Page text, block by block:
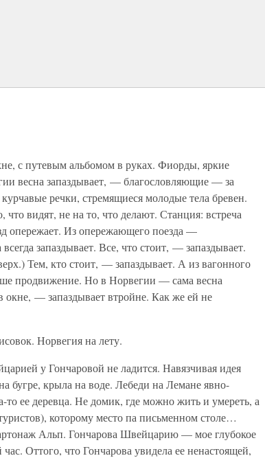
с путевым альбомом в руках. Фиорды, яркие
весна запаздывает, — благословляющие — за
речки, стремящиеся молодые тела бревен.
что видят, не на то, что делают. Станция: встреча
опережает. Из опережающего поезда —
запаздывает. Все, что стоит, — запаздывает.
Тем, кто стоит, — запаздывает. А из вагонного
продвижение. Но в Норвегии — сама весна
окне, — запаздывает втройне. Как же ей не
Норвегия на лету.
у Гончаровой не ладится. Навязчивая идея
бугре, крыла на воде. Лебеди на Лемане явно-
ее деревца. Не домик, где можно жить и умереть, а
которому место па письменном столе…
Альп. Гончарова Швейцарию — мое глубокое
Оттого, что Гончарова увидела ее ненастоящей,